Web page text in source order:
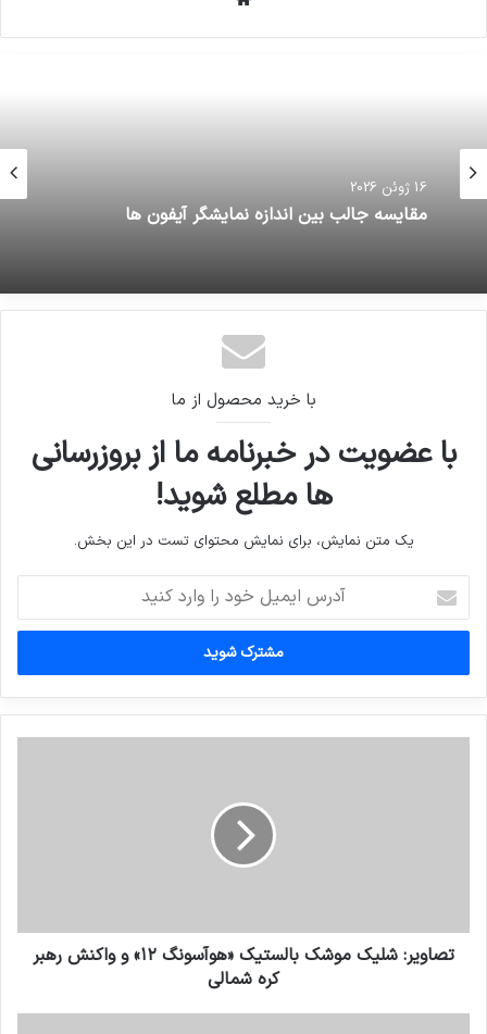
16 ژوئن 2026
مقایسه جالب بین اندازه نمایشگر آیفون ها
با خرید محصول از ما
با عضویت در خبرنامه ما از بروزرسانی
ها مطلع شوید!
یک متن نمایش، برای نمایش محتوای تست در این بخش.
ایمیل
خود
وارد
کنید
تصاویر: شلیک موشک بالستیک «هوآسونگ ۱۲» و واکنش رهبر
کره شمالی